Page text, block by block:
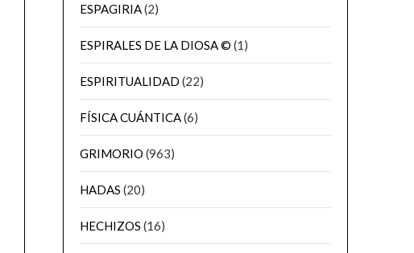
ESPAGIRIA(2)
ESPIRALES DE LA DIOSA © (1)
ESPIRITUALIDAD (22)
FÍSICA CUÁNTICA(6)
GRIMORIO (963)
HADAS (20)
HECHIZOS (16)